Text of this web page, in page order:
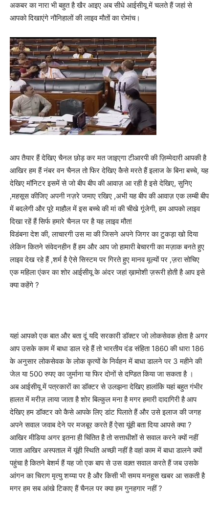
अकबर का नारा भी बहुत है खैर आइए अब सीधे आईसीयू में चलते हैं जहां से
आपको दिखाएंगे नौनिहालों की लाइव मौतों का रोमांच।
आप तैयार हैं देखिए चैनल छोड़ कर मत जाइएगा टीआरपी की ज़िम्मेदारी आपकी है
आखिर हम हैं नंबर वन चैनल तो फिर देखिए कैसे मरते हैं इलाज के बिना बच्चे, यह
देखिए मॉनिटर इसमें से जो बीप बीप की आवाज़ आ रही है इसे देखिए, सुनिए
,महसूस कीजिए अपनी नज़रे जमाए रखिए ,अभी यह बीप की आवाज़ एक लम्बी बीप
में बदलेगी और पूरे माहौल में इस बच्चे की मां की चीखे गूंजेगी, हम आपको लाइव
दिखा रहें हैं सिर्फ हमारे चैनल पर है यह लाइव मौत!
विडंबना देश की, लाचारगी उस मा की जिसने अपने जिगर का टुकड़ा खो दिया
लेकिन कितने संवेदनहीन हैं हम और आप जो हामारी बेचारगी का मज़ाक बनते हुए
लाइव देख रहे हैं ,शर्म है ऐसे सिस्टम पर गिरते हुए मानव मूल्यों पर ,ज़रा सोचिए
एक महिला एंकर का शोर आईसीयू के अंदर जहां ख़ामोशी ज़रूरी होती है आप इसे
क्या कहेंगे ?
यहां आपको एक बात और बता दूं यदि सरकारी डॉक्टर जो लोकसेवक होता है अगर
आप उसके काम में बाधा डाल रहे हैं तो भारतीय दंड संहिता 1860 की धारा 186
के अनुसार लोकसेवक के लोक कृत्यों के निर्वहन में बाधा डालने पर 3 महीने की
जेल या 500 रुपए का जुर्माना या फिर दोनों से दण्डित किया जा सकता है ।
अब आईसीयू में पत्रकारों का डॉक्टर से उलझना देखिए हालांकि यहां बहुत गंभीर
हालत में मरीज़ लाया जाता है शोर बिल्कुल मना है मगर हमारी दादागिरी है आप
देखिए हम डॉक्टर को कैसे आपके लिए डांट पिलाते हैं और उसे इलाज की जगह
अपने सवाल जवाब देने पर मजबूर करते हैं ऐसा यूंही बता दिया आपसे क्या ?
आखिर मीडिया अगर इतना ही चिंतित है तो सत्ताधीशों से सवाल करने क्यों नहीं
जाता आखिर अस्पताल में यूंही स्थिति अच्छी नहीं है वहां काम में बाधा डालने क्यों
पहुंचा है कितने बेशर्म हैं यह जो एक बाप से उस वक़्त सवाल करते हैं जब उसके
आंगन का चिराग मृत्यु शय्या पर है और किसी भी समय मनहूस खबर आ सकती है
मगर हम सब आंखे टिकाए हैं चैनल पर क्या हम गुनहगार नहीं ?